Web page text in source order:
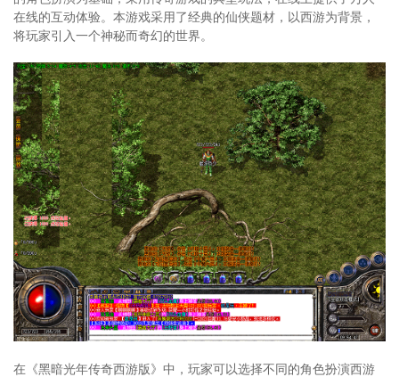
在线的互动体验。本游戏采用了经典的仙侠题材，以西游为背景，
将玩家引入一个神秘而奇幻的世界。
在《黑暗光年传奇西游版》中，玩家可以选择不同的角色扮演西游